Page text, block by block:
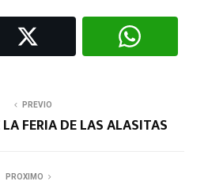
PREVIO
FERIA DE LAS ALASITAS
PROXIMO